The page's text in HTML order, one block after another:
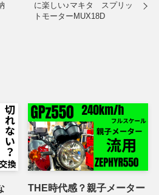
に楽しい♪マキタ スプリッ
トモーターMUX18D
THE時代感？親子メーター